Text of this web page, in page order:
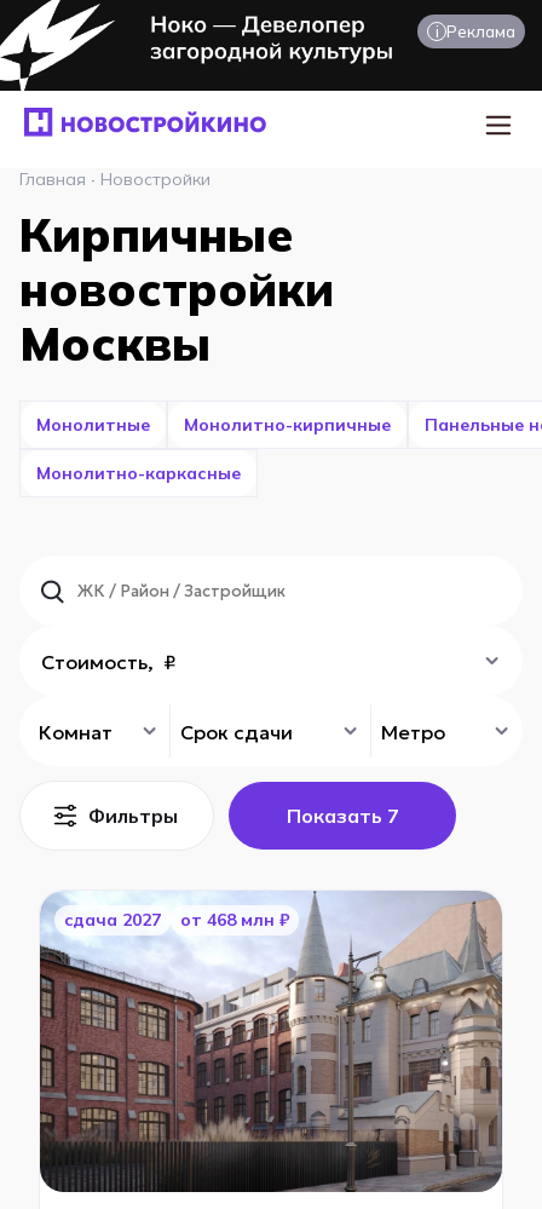
i Реклама
Главная · Новостройки
Кирпичные
новостройки
Москвы
Монолитные Монолитно-кирпичные Панельные
Монолитно-каркасные
Комнат
Стоимость, ₽
Срок сдачи Метро
Фильтры Показать 7
cдача 2027 от 468 млн ₽